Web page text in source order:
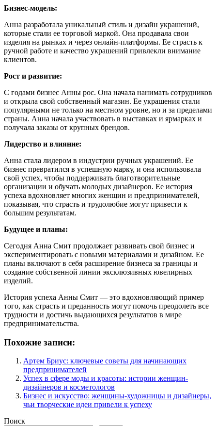
Бизнес-модель:
Анна разработала уникальный стиль и дизайн украшений,
которые стали ее торговой маркой. Она продавала свои
изделия на рынках и через онлайн-платформы. Ее страсть к
ручной работе и качество украшений привлекли внимание
клиентов.
Рост и развитие:
С годами бизнес Анны рос. Она начала нанимать сотрудников
и открыла свой собственный магазин. Ее украшения стали
популярными не только на местном уровне, но и за пределами
страны. Анна начала участвовать в выставках и ярмарках и
получала заказы от крупных брендов.
Лидерство и влияние:
Анна стала лидером в индустрии ручных украшений. Ее
бизнес превратился в успешную марку, и она использовала
свой успех, чтобы поддерживать благотворительные
организации и обучать молодых дизайнеров. Ее история
успеха вдохновляет многих женщин и предпринимателей,
показывая, что страсть и трудолюбие могут привести к
большим результатам.
Будущее и планы:
Сегодня Анна Смит продолжает развивать свой бизнес и
экспериментировать с новыми материалами и дизайном. Ее
планы включают в себя расширение бизнеса за границы и
создание собственной линии эксклюзивных ювелирных
изделий.
История успеха Анны Смит — это вдохновляющий пример
того, как страсть и преданность могут помочь преодолеть все
трудности и достичь выдающихся результатов в мире
предпринимательства.
Похожие записи:
Артем Бриус: ключевые советы для начинающих
предпринимателей
Успех в сфере моды и красоты: истории женщин-
дизайнеров и косметологов
Бизнес и искусство: женщины-художницы и дизайнеры,
чьи творческие идеи привели к успеху
Поиск